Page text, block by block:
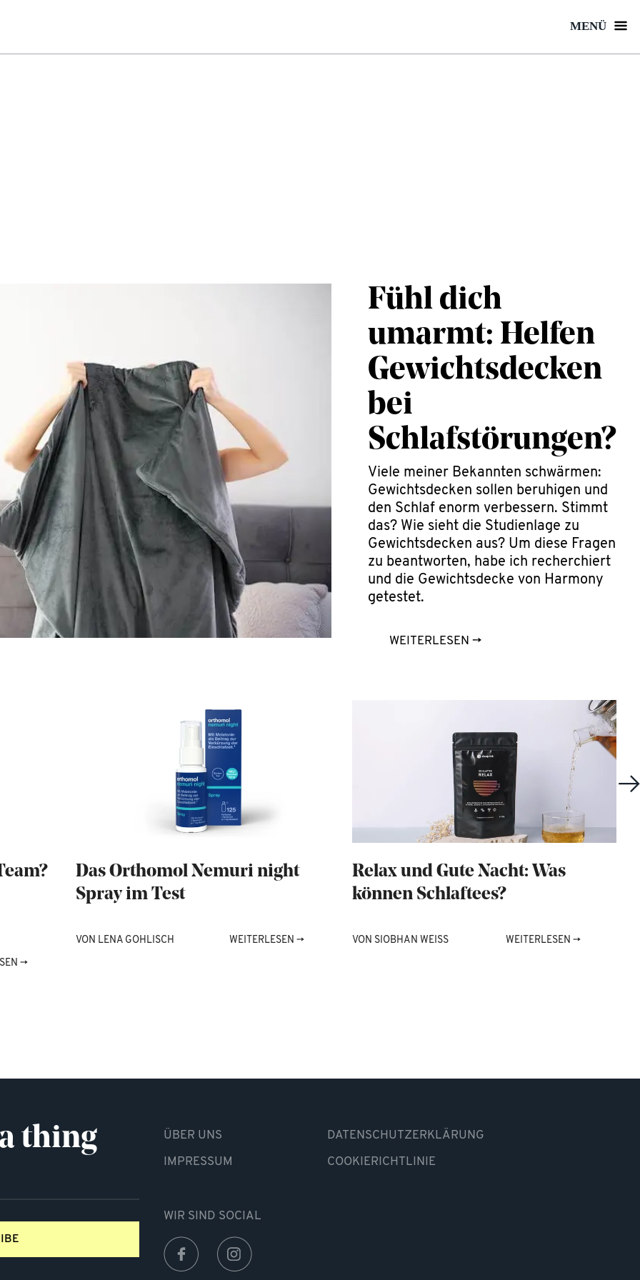
MENÜ
Fühl dich
umarmt: Helfen
Gewichtsdecken
bei
Schlafstörungen?
Viele meiner Bekannten schwärmen:
Gewichtsdecken sollen beruhigen und
den Schlaf enorm verbessern. Stimmt
das? Wie sieht die Studienlage zu
Gewichtsdecken aus? Um diese Fragen
zu beantworten, habe ich recherchiert
und die Gewichtsdecke von Harmony
getestet.
WEITERLESEN →
→
Das Orthomol Nemuri night
Spray im Test
VON LENA GOHLISCH WEITERLESEN →
Relax und Gute Nacht: Was
können Schlaftees?
VON SIOBHAN WEISS WEITERLESEN →
thing ÜBER UNS
IMPRESSUM
DATENSCHUTZERKLÄRUNG
COOKIERICHTLINIE
WIR SIND SOCIAL